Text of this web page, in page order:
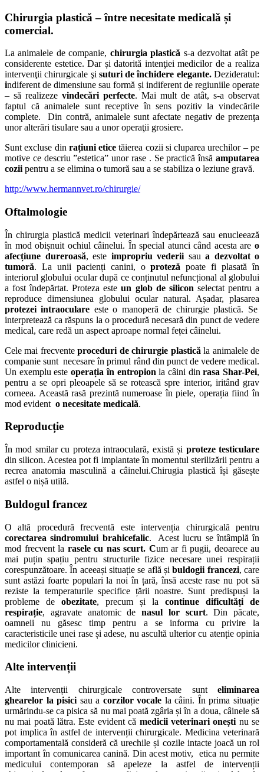
Chirurgia plastică – între necesitate medicală și
comercial.
La animalele de companie, chirurgia plastică s-a dezvoltat atât pe
considerente estetice. Dar și datorită intenţiei medicilor de a realiza
intervenţii chirurgicale şi suturi de închidere elegante.Dezideratul:
indiferent de dimensiune sau formă și indiferent de regiuniile operate
– să realizeze vindecări perfecte. Mai mult de atât, s-a observat
faptul că animalele sunt receptive în sens pozitiv la vindecările
complete. Din contră, animalele sunt afectate negativ de prezenţa
unor alterări tisulare sau a unor operaţii grosiere.
Sunt excluse din rațiuni etice tăierea cozii si cluparea urechilor – pe
motive ce descriu ”estetica” unor rase . Se practică însă amputarea
cozii pentru a se elimina o tumoră sau a se stabiliza o leziune gravă.
http://www.hermannvet.ro/chirurgie/
Oftalmologie
În chirurgia plastică medicii veterinari îndepărtează sau enucleează
în mod obișnuit ochiul câinelui. În special atunci când acesta are o
afecțiune dureroasă, este impropriu vederii sau a dezvoltat o
tumoră. La unii pacienți canini, oproteză poate fi plasată în
interiorul globului ocular după ce conținutul nefuncțional al globului
a fost îndepărtat. Proteza esteun glob de silicon selectat pentru a
reproduce dimensiunea globului ocular natural. Așadar, plasarea
protezei intraoculare este o manoperă de chirurgie plastică. Se
interpretează ca răspuns la o procedură necesară din punct de vedere
medical, care redă un aspect aproape normal feței câinelui.
Cele mai frecventeproceduri de chirurgie plastică la animalele de
companie sunt necesare în primul rând din punct de vedere medical.
Un exemplu esteoperația în entropion la câini dinrasa Shar-Pei,
pentru a se opri pleoapele să se rotească spre interior, iritând grav
corneea. Această rasă prezintă numeroase în piele, operația fiind în
mod evident o necesitate medicală.
Reproducție
În mod smilar cu proteza intraoculară, există și proteze testiculare
din silicon. Acestea pot fi implantate în momentul sterilizării pentru a
recrea anatomia masculină a câinelui.Chirugia plastică își găsește
astfel o nișă utilă.
Buldogul francez
O altă procedură frecventă este intervenția chirurgicală pentru
corectarea sindromului brahicefalic. Acest lucru se întâmplă în
mod frecvent la rasele cu nas scurt. Cum ar fi pugii, deoarece au
mai puțin spațiu pentru structurile fizice necesare unei respirații
corespunzătoare. În aceeași situație se află șibuldogii francezi, care
sunt astăzi foarte populari la noi în țară, însă aceste rase nu pot să
reziste la temperaturile specifice țării noastre. Sunt predispuși la
probleme de obezitate, precum și la continue dificultăți de
respirație, agravate anatomic de nasul lor scurt. Din păcate,
oamneii nu găsesc timp pentru a se informa cu privire la
caracteristicile unei rase și adese, nu ascultă ulterior cu atenție opinia
medicilor clinicieni.
Alte intervenții
Alte intervenții chirurgicale controversate sunt eliminarea
ghearelor la pisici sau a corzilor vocale la câini. În prima situație
urmărindu-se ca pisica să nu mai poată zgâria și în a doua, câinele să
nu mai poată lătra. Este evident că medicii veterinari onești nu se
pot implica în astfel de intervenții chirurgicale. Medicina veterinară
comportamentală considerăcă urechile și cozile intacte joacă un rol
important în comunicarea canină. Din acest motiv, etica nu permite
medicului contemporan să apeleze la astfel de intervenții